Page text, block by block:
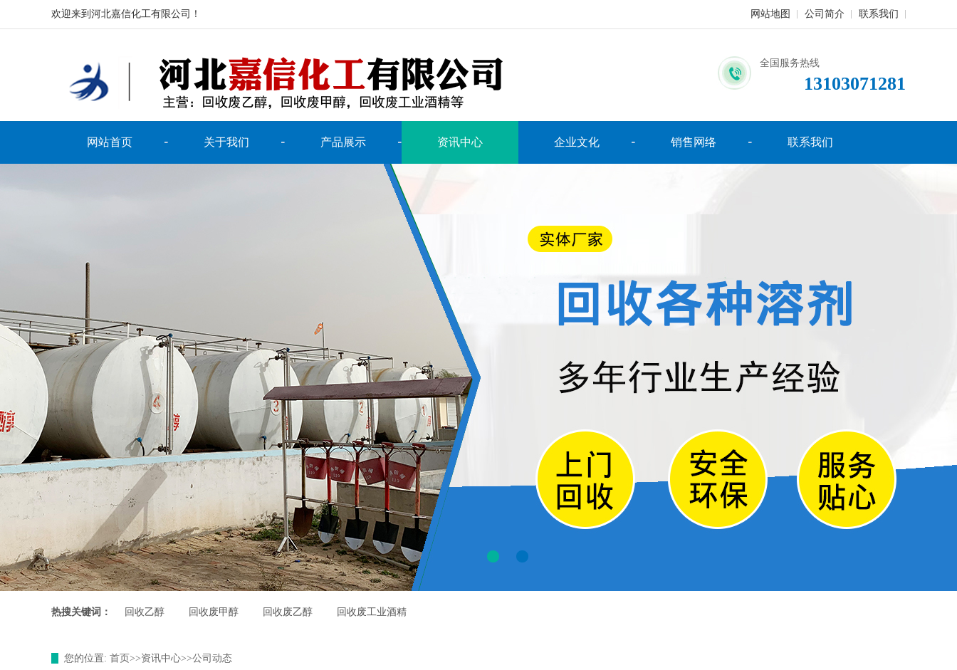
欢迎来到河北嘉信化工有限公司！ 网站地图 公司简介 联系我们
全国服务热线
13103071281
网站首页 关于我们 产品展示 资讯中心 企业文化 销售网络 联系我们
热搜关键词： 回收乙醇 回收废甲醇 回收废乙醇 回收废工业酒精
您的位置: 首页 >>资讯中心>>公司动态